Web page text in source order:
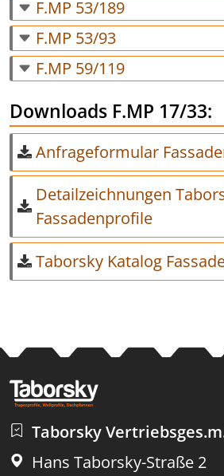
F.MP 53/189
F.MP 53/93
F.MP 59/119
Downloads F.MP 17/33:
Anfrageformular
Detailzeichnungen
Fassadenprofile
Taborsky Katalog
Taborsky
Hans Taborsky-Straße 2